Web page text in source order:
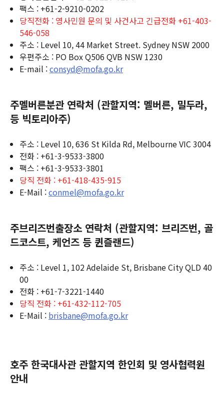
팩스 : +61-2-9210-0202
당직전화 : 영사민원 문의 및 사건사고 긴급전화 +61-403-
546-058
주소 : Level 10, 44 Market Street. Sydney NSW 2000
우편주소 : PO Box Q506 QVB NSW 1230
E-mail :consyd@mofa.go.kr
주멜버른분관 연락처 (관할지역: 멜버른, 밀두라,
등 빅토리아주)
주소 : Level 10, 636 St Kilda Rd, Melbourne VIC 3004
전화 : +61-3-9533-3800
팩스 : +61-3-9533-3801
당직 전화 : +61-418-435-915
E-Mail :conmel@mofa.go.kr
주브리즈번출장소 연락처 (관할지역: 브리즈번, 골
드코스트, 케언즈 등 퀸즐랜드)
주소 : Level 1, 102 Adelaide St, Brisbane City QLD 40
00
전화 : +61-7-3221-1440
당직 전화 : +61-432-112-705
E-Mail : brisbane@mofa.go.kr
호주 한국대사관 관할지역 한인회 및 영사협력원
안내